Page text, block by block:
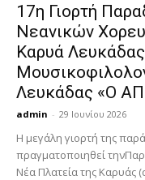
17η Γιορτή
Νεανικών
Καρυά
Λευκάδας «Ο
admin - 29 Ιουνίου 2026
Η μεγάλη γιορτή της
πραγματοποιηθεί
Νέα Πλατεία της Καρυάς